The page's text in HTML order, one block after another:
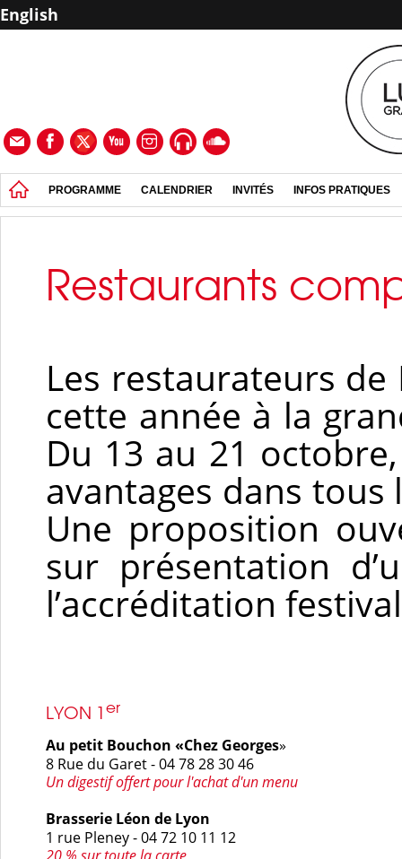
English
PROGRAMME CALENDRIER INVITÉS INFOS PRATIQUES
Restaurants
Les restaurateurs
cette année à la
Du 13 au 21
avantages dans
Une proposition
sur présentation
l’accréditation
LYON 1er
Au petit Bouchon «Chez Georges»
8 Rue du Garet - 04 78 28 30 46
Un digestifoffert pour l'achat d'un menu
Brasserie Léon de Lyon
1 rue Pleney - 04 72 10 11 12